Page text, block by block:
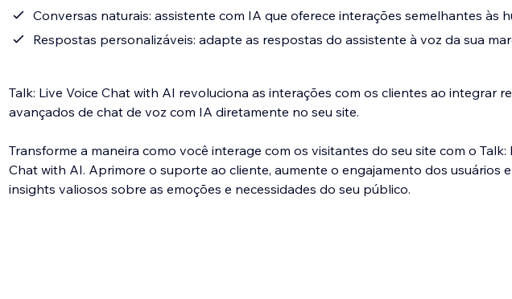
Conversas naturais: assistente com IA que oferece interações semelhantes às
Respostas personalizáveis: adapte as respostas do assistente à voz da sua
Talk: Live Voice Chat with AI revoluciona as interações com os clientes ao integrar
avançados de chat de voz com IA diretamente no seu site.
Transforme a maneira como você interage com os visitantes do seu site com o Talk:
Chat with AI. Aprimore o suporte ao cliente, aumente o engajamento dos usuários
insights valiosos sobre as emoções e necessidades do seu público.